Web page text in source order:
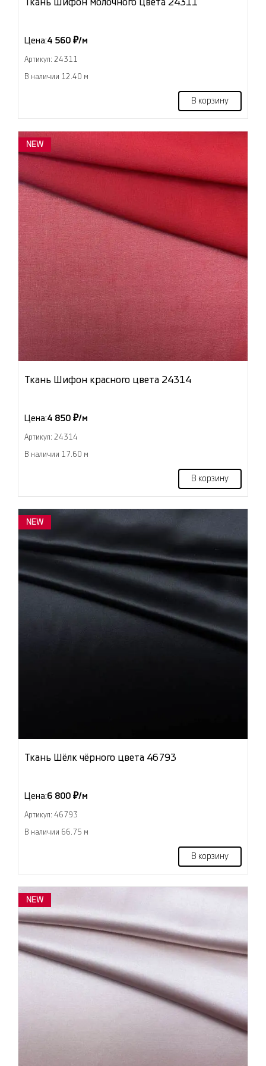
Цена:4 560 ₽/м
Артикул: 24311
В наличии 12.40 м
В корзину
NEW
Ткань Шифон красного цвета 24314
Цена:4 850 ₽/м
Артикул: 24314
В наличии 17.60 м
В корзину
NEW
Ткань Шёлк чёрного цвета 46793
Цена:6 800 ₽/м
Артикул: 46793
В наличии 66.75 м
В корзину
NEW